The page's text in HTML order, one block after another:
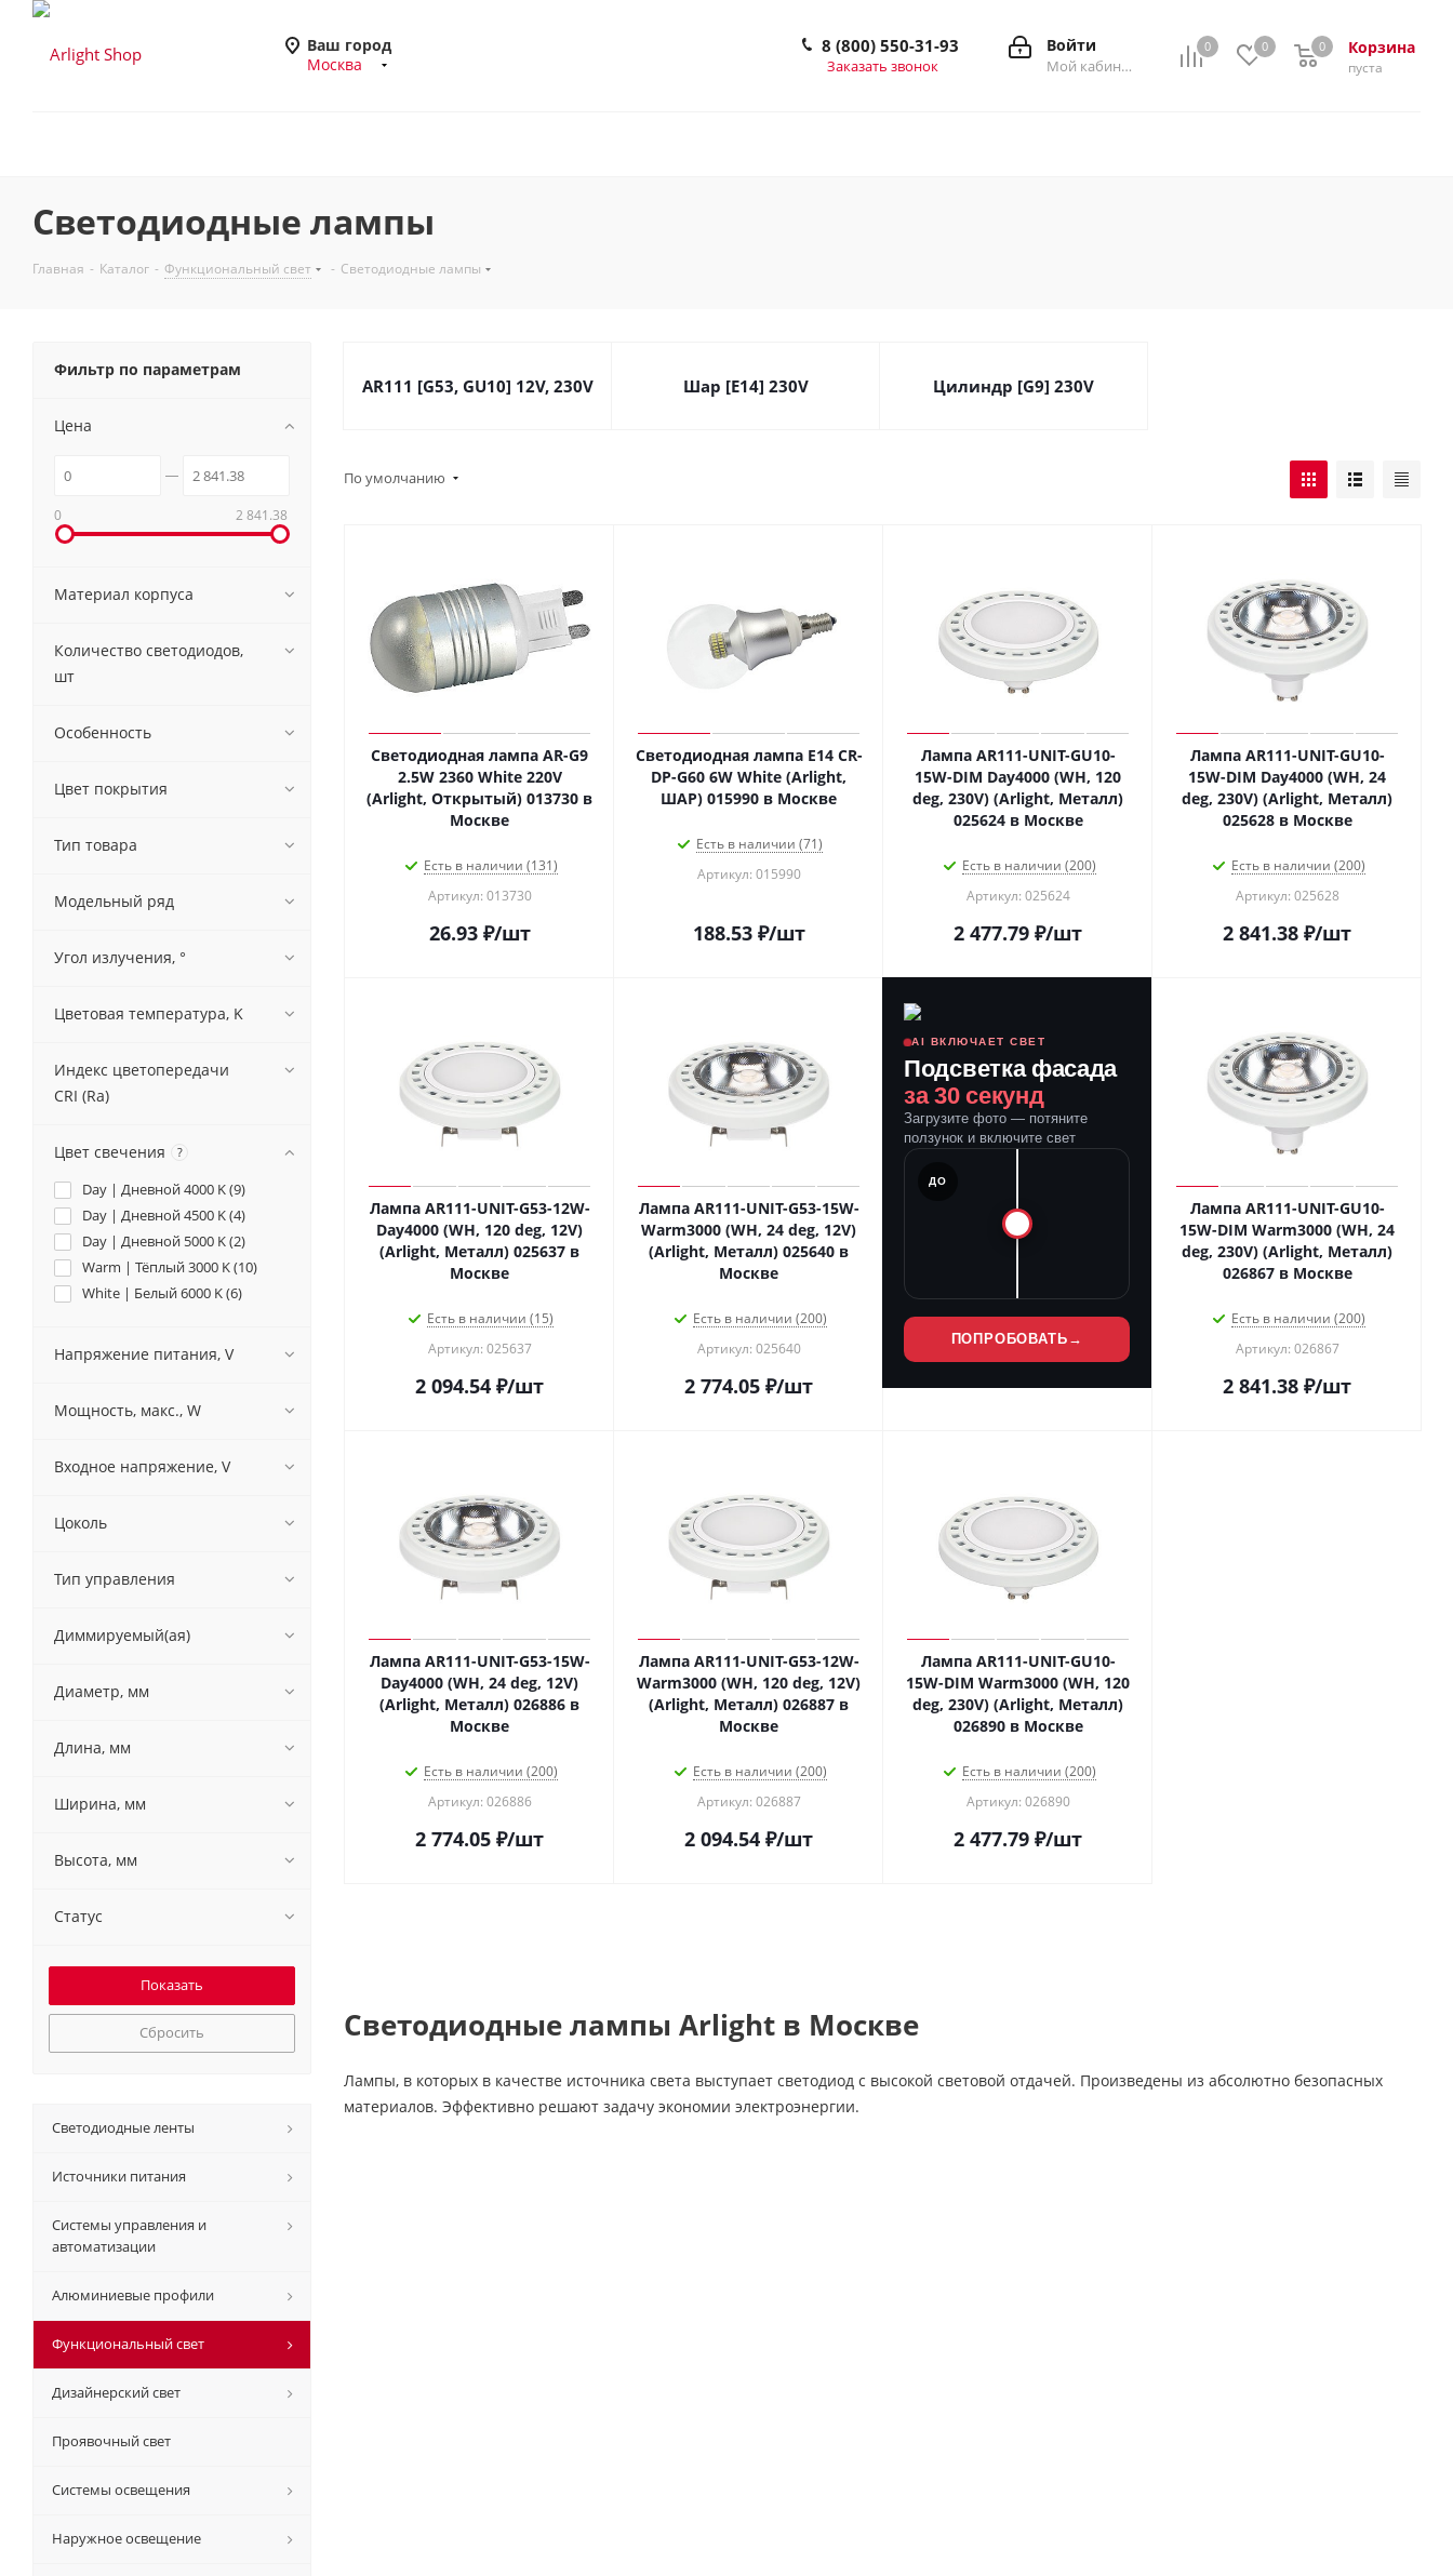
Ваш город
Москва
0 0 Корзина
0
пуста
0
Войти
Мой кабинет
8 (800) 550-31-93
Заказать звонок
Светодиодные лампы
Главная - Каталог - Функциональный свет - Светодиодные лампы
AR111 [G53, GU10] 12V, 230V Шар [E14] 230V Цилиндр [G9] 230V
По умолчанию
Светодиодная лампа AR-G9
2.5W 2360 White 220V
(Arlight, Открытый) 013730 в
Москве
Есть в наличии (131)
Артикул: 013730
26.93₽/шт
Светодиодная лампа E14 CR-
DP-G60 6W White (Arlight,
ШАР) 015990 в Москве
Есть в наличии (71)
Артикул: 015990
188.53₽/шт
Лампа AR111-UNIT-GU10-
15W-DIM Day4000 (WH, 120
deg, 230V) (Arlight, Металл)
025624 в Москве
Есть в наличии (200)
Артикул: 025624
2 477.79 ₽/шт
Лампа AR111-UNIT-GU10-
15W-DIM Day4000 (WH, 24
deg, 230V) (Arlight, Металл)
025628 в Москве
Есть в наличии (200)
Артикул: 025628
2 841.38 ₽/шт
Лампа AR111-UNIT-G53-12W-
Day4000 (WH, 120 deg, 12V)
(Arlight, Металл) 025637 в
Москве
Есть в наличии (15)
Артикул: 025637
2 094.54 ₽/шт
Лампа AR111-UNIT-G53-15W-
Warm3000 (WH, 24 deg, 12V)
(Arlight, Металл) 025640 в
Москве
Есть в наличии (200)
Артикул: 025640
2 774.05 ₽/шт
AI ВКЛЮЧАЕТ СВЕТ
Подсветка фасада
за 30 секунд
Загрузите фото — потяните
ползунок и включите свет
ДО
ПОПРОБОВАТЬ →
Лампа AR111-UNIT-GU10-
15W-DIM Warm3000 (WH, 24
deg, 230V) (Arlight, Металл)
026867 в Москве
Есть в наличии (200)
Артикул: 026867
2 841.38 ₽/шт
Лампа AR111-UNIT-G53-15W-
Day4000 (WH, 24 deg, 12V)
(Arlight, Металл) 026886 в
Москве
Есть в наличии (200)
Артикул: 026886
2 774.05 ₽/шт
Лампа AR111-UNIT-G53-12W-
Warm3000 (WH, 120 deg, 12V)
(Arlight, Металл) 026887 в
Москве
Есть в наличии (200)
Артикул: 026887
2 094.54 ₽/шт
Лампа AR111-UNIT-GU10-
15W-DIM Warm3000 (WH, 120
deg, 230V) (Arlight, Металл)
026890 в Москве
Есть в наличии (200)
Артикул: 026890
2 477.79 ₽/шт
Светодиодные лампы Arlight в Москве
Лампы, в которых в качестве источника света выступает светодиод с высокой световой отдачей. Произведены из абсолютно безопасных
материалов. Эффективно решают задачу экономии электроэнергии.
Фильтр по параметрам
Цена
0 2 841.38
Материал корпуса
Количество светодиодов,
шт
Особенность
Цвет покрытия
Тип товара
Модельный ряд
Угол излучения, °
Цветовая температура, K
Индекс цветопередачи
CRI (Ra)
Цвет свечения ?
Day | Дневной 4000 K (9)
Day | Дневной 4500 K (4)
Day | Дневной 5000 K (2)
Warm | Тёплый 3000 K (10)
White | Белый 6000 K (6)
Напряжение питания, V
Мощность, макс., W
Входное напряжение, V
Цоколь
Тип управления
Диммируемый(ая)
Диаметр, мм
Длина, мм
Ширина, мм
Высота, мм
Статус
Сбросить
Светодиодные ленты
Источники питания
Системы управления и
автоматизации
Алюминиевые профили
Функциональный свет
Дизайнерский свет
Проявочный свет
Системы освещения
Наружное освещение